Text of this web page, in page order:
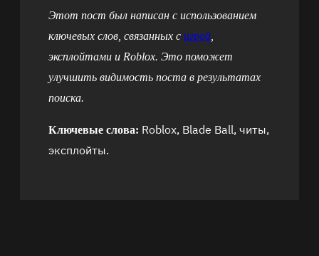
Этот пост был написан с использованием
ключевых слов, связанных с игрой
эксплойтами и Roblox. Это поможет
улучшить видимость поста в результатах
поиска.
Ключевые слова: Roblox, Blade Ball, читы,
эксплойты.